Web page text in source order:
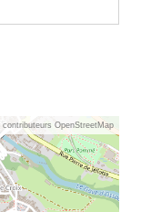
OpenStreetMap